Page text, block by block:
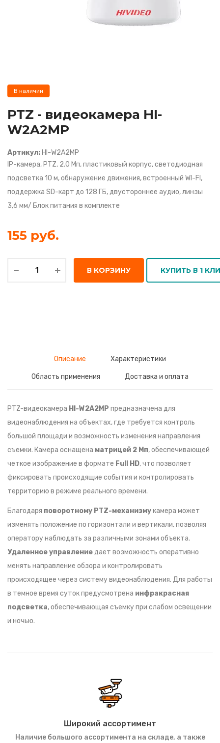
В наличии
PTZ - видеокамера HI-
W2A2MP
Артикул: HI-W2A2MP
IP-камера, PTZ, 2.0 Мп, пластиковый корпус, светодиодная
подсветка 10 м, обнаружение движения, встроенный WI-FI,
поддержка SD-карт до 128 ГБ, двустороннее аудио, линзы
3,6 мм/ Блок питания в комплекте
155 руб.
- + В КОРЗИНУ КУПИТЬ В 1
Описание Характеристики
Область применения Доставка и оплата
PTZ-видеокамера HI-W2A2MP предназначена для
видеонаблюдения на объектах, где требуется контроль
большой площади и возможность изменения направления
съемки. Камера оснащена матрицей 2 Мп, обеспечивающей
четкое изображение в формате Full HD, что позволяет
фиксировать происходящие события и контролировать
территорию в режиме реального времени.
Благодаря поворотному PTZ-механизмукамера может
изменять положение по горизонтали и вертикали, позволяя
оператору наблюдать за различными зонами объекта.
Удаленное управлениедает возможность оперативно
менять направление обзора и контролировать
происходящее через систему видеонаблюдения. Для работы
в темное время суток предусмотрена инфракрасная
подсветка, обеспечивающая съемку при слабом освещении
и ночью.
Широкий ассортимент
Наличие большого ассортимента на складе, а также